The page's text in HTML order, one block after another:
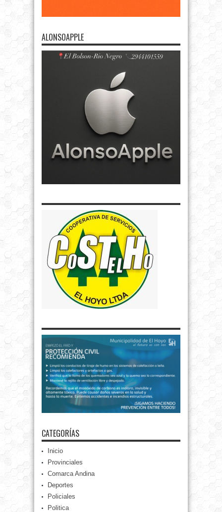
ALONSOAPPLE
CATEGORÍAS
Inicio
Provinciales
Comarca Andina
Deportes
Policiales
Politica